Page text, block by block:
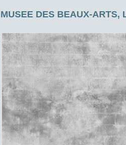
MUSEE DES BEAUX-ARTS,